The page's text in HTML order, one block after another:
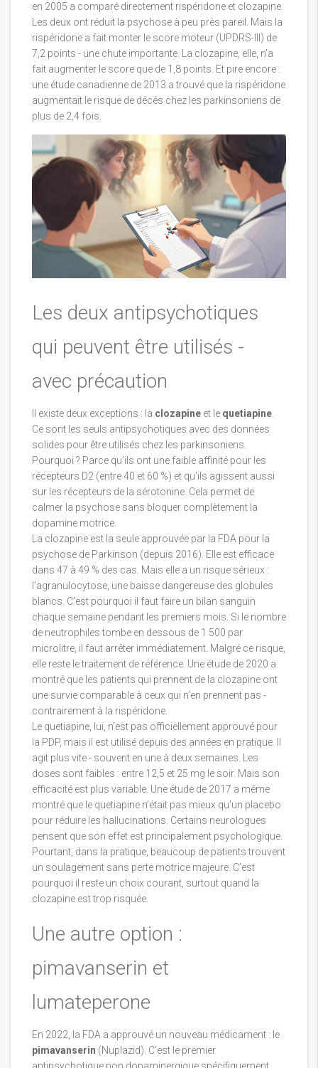
en 2005 a comparé directement rispéridone et clozapine.
Les deux ont réduit la psychose à peu près pareil. Mais la
rispéridone a fait monter le score moteur (UPDRS-III) de
7,2 points - une chute importante. La clozapine, elle, n’a
fait augmenter le score que de 1,8 points. Et pire encore :
une étude canadienne de 2013 a trouvé que la rispéridone
augmentait le risque de décès chez les parkinsoniens de
plus de 2,4 fois.
Les deux antipsychotiques
qui peuvent être utilisés -
avec précaution
Il existe deux exceptions : la clozapine et le quetiapine
Ce sont les seuls antipsychotiques avec des données
solides pour être utilisés chez les parkinsoniens.
Pourquoi ? Parce qu’ils ont une faible affinité pour les
récepteurs D2 (entre 40 et 60 %) et qu’ils agissent aussi
sur les récepteurs de la sérotonine. Cela permet de
calmer la psychose sans bloquer complètement la
dopamine motrice.
La clozapine est la seule approuvée par la FDA pour la
psychose de Parkinson (depuis 2016). Elle est efficace
dans 47 à 49 % des cas. Mais elle a un risque sérieux :
l’agranulocytose, une baisse dangereuse des globules
blancs. C’est pourquoi il faut faire un bilan sanguin
chaque semaine pendant les premiers mois. Si le nombre
de neutrophiles tombe en dessous de 1 500 par
microlitre, il faut arrêter immédiatement. Malgré ce risque,
elle reste le traitement de référence. Une étude de 2020 a
montré que les patients qui prennent de la clozapine ont
une survie comparable à ceux qui n’en prennent pas -
contrairement à la rispéridone.
Le quetiapine, lui, n’est pas officiellement approuvé pour
la PDP, mais il est utilisé depuis des années en pratique. Il
agit plus vite - souvent en une à deux semaines. Les
doses sont faibles : entre 12,5 et 25 mg le soir. Mais son
efficacité est plus variable. Une étude de 2017 a même
montré que le quetiapine n’était pas mieux qu’un placebo
pour réduire les hallucinations. Certains neurologues
pensent que son effet est principalement psychologique.
Pourtant, dans la pratique, beaucoup de patients trouvent
un soulagement sans perte motrice majeure. C’est
pourquoi il reste un choix courant, surtout quand la
clozapine est trop risquée.
Une autre option :
pimavanserin et
lumateperone
En 2022, la FDA a approuvé un nouveau médicament : le
pimavanserin (Nuplazid). C’est le premier
antipsychotique non dopaminergique spécifiquement